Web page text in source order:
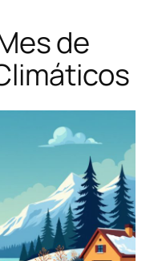
de